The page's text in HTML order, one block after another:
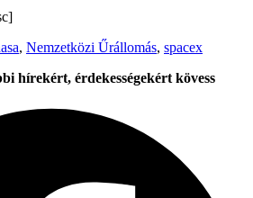
, Nemzetközi Űrállomás, spacex
hírekért, érdekességekért kövess